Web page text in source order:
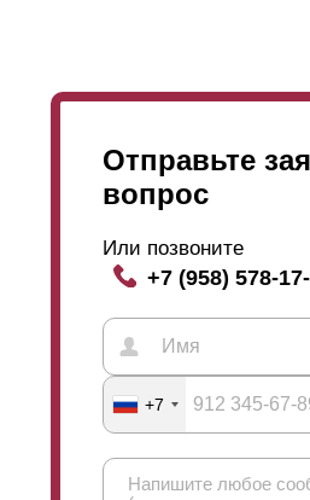
Отправьте
вопрос
Или позвоните
+7 (958) 578-
+7